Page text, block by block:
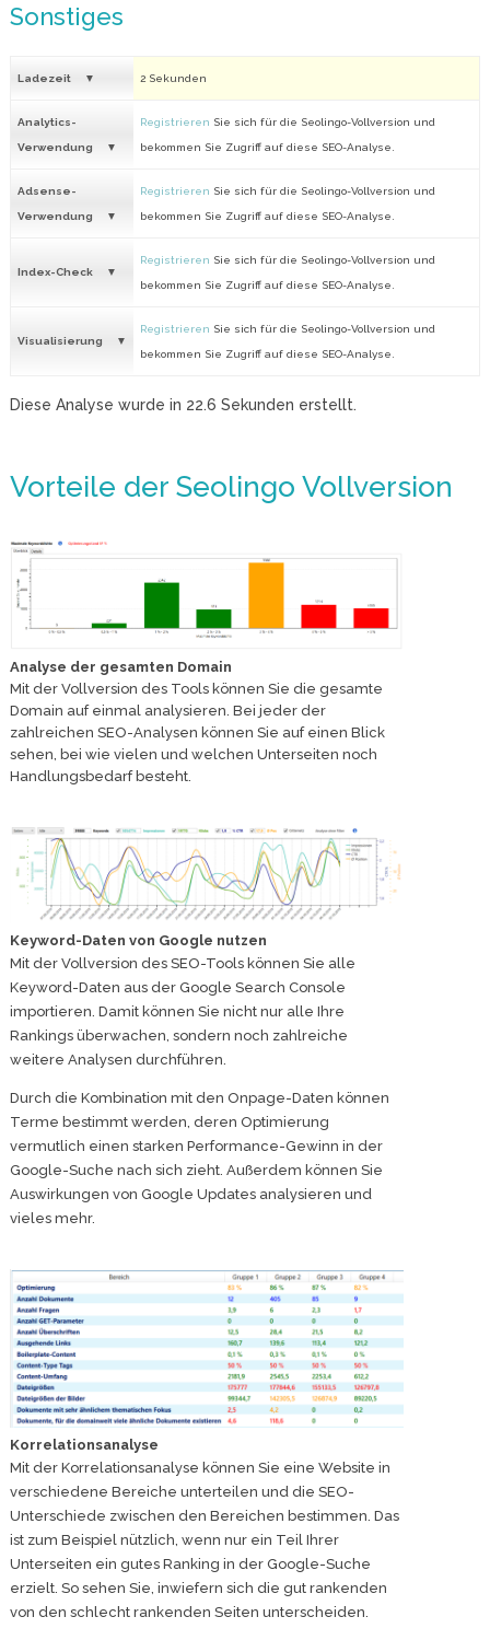
Sonstiges
Ladezeit 2 Sekunden
Analytics-
Verwendung
Registrieren Sie sich für die Seolingo-Vollversion und
bekommen Sie Zugriff auf diese SEO-Analyse.
Adsense-
Verwendung
Registrieren Sie sich für die Seolingo-Vollversion und
bekommen Sie Zugriff auf diese SEO-Analyse.
Index-Check
Registrieren Sie sich für die Seolingo-Vollversion und
bekommen Sie Zugriff auf diese SEO-Analyse.
Visualisierung
Registrieren Sie sich für die Seolingo-Vollversion und
bekommen Sie Zugriff auf diese SEO-Analyse.
Diese Analyse wurde in 22.6 Sekunden erstellt.
Vorteile der Seolingo Vollversion
Analyse der gesamten Domain
Mit der Vollversion des Tools können Sie die gesamte
Domain auf einmal analysieren. Bei jeder der
zahlreichen SEO-Analysen können Sie auf einen Blick
sehen, bei wie vielen und welchen Unterseiten noch
Handlungsbedarf besteht.
Keyword-Daten von Google nutzen
Mit der Vollversion des SEO-Tools können Sie alle
Keyword-Daten aus der Google Search Console
importieren. Damit können Sie nicht nur alle Ihre
Rankings überwachen, sondern noch zahlreiche
weitere Analysen durchführen.
Durch die Kombination mit den Onpage-Daten können
Terme bestimmt werden, deren Optimierung
vermutlich einen starken Performance-Gewinn in der
Google-Suche nach sich zieht. Außerdem können Sie
Auswirkungen von Google Updates analysieren und
vieles mehr.
Korrelationsanalyse
Mit der Korrelationsanalyse können Sie eine Website in
verschiedene Bereiche unterteilen und die SEO-
Unterschiede zwischen den Bereichen bestimmen. Das
ist zum Beispiel nützlich, wenn nur ein Teil Ihrer
Unterseiten ein gutes Ranking in der Google-Suche
erzielt. So sehen Sie, inwiefern sich die gut rankenden
von den schlecht rankenden Seiten unterscheiden.